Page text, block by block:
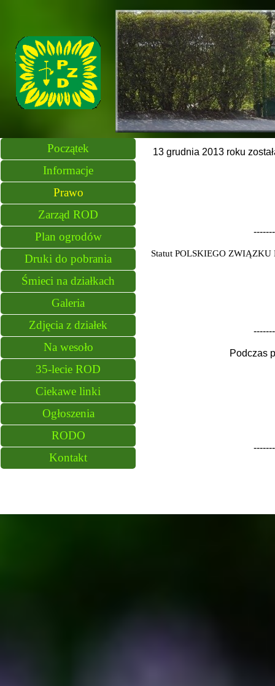
Początek
Informacje
Prawo
Zarząd ROD
Plan ogrodów
Druki do pobrania
Śmieci na działkach
Galeria
Zdjęcia z działek
Na wesoło
35-lecie ROD
Ciekawe linki
Ogłoszenia
RODO
Kontakt
13 grudnia 2013 roku
Statut POLSKIEGO
Podczas